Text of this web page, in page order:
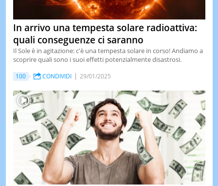
In arrivo una tempesta solare radioattiva:
quali conseguenze ci saranno
Il Sole è in agitazione: c'è una tempesta solare in corso! Andiamo a
scoprire quali sono i suoi effetti potenzialmente disastrosi.
100 CONDIVIDI 29/01/2025